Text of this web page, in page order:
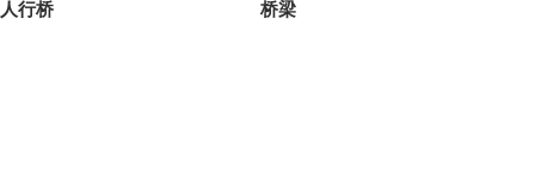
人行桥 桥梁